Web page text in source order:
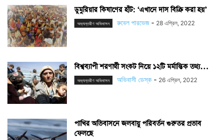
ডুমুরিয়ার কিষাণের হাঁট: ‘এখানে দাস বিক্রি করা হয়’
অভ্যন্তরীণ অভিবাসন রুবেল পারভেজ - 28 এপ্রিল, 2022
বিশ্বব্যাপী শরণার্থী সংকট নিয়ে ১২টি মর্মান্তিক তথ্য…
অভ্যন্তরীণ অভিবাসন অভিবাসী ডেস্ক - 26 এপ্রিল, 2022
পাখির অভিবাসনে জলবায়ু পরিবর্তন গুরুতর প্রভাব
ফেলছে